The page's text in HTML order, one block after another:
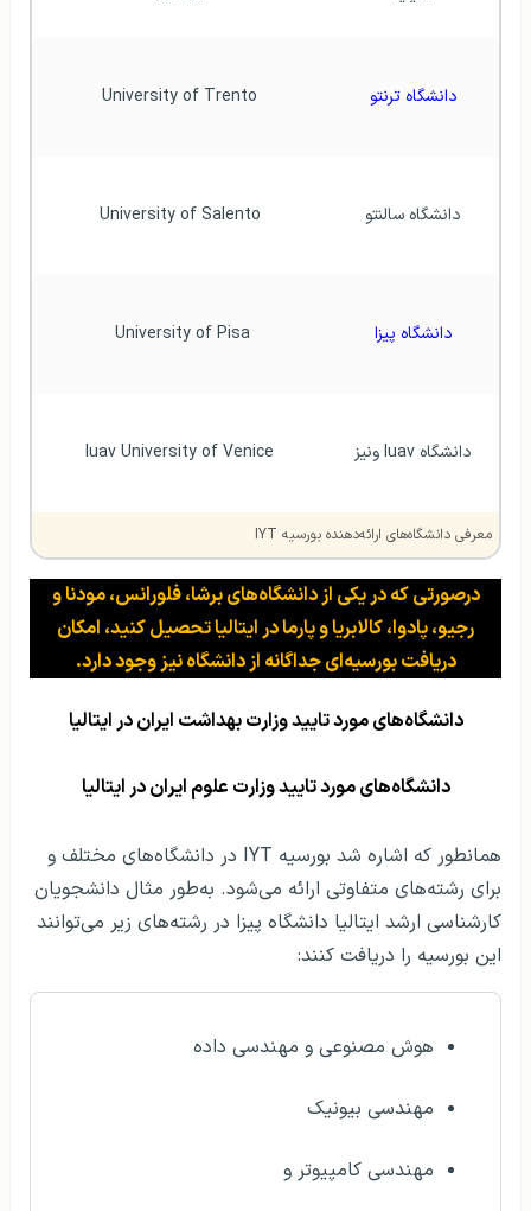
دانشگاه ترنتو University of Trento
دانشگاه سالنتو University of Salento
دانشگاه پیزا University of Pisa
دانشگاه Iuav ونیز Iuav University of Venice
معرفی دانشگاه‌های ارائه‌دهنده بورسیه IYT
درصورتی که در یکی از دانشگاه‌های برشا، فلورانس، مودنا و
رجیو، پادوا، کالابریا و پارما در ایتالیا تحصیل کنید، امکان
دریافت بورسیه‌ای جداگانه از دانشگاه نیز وجود ‌دارد.
دانشگاه‌های مورد تایید وزارت بهداشت ایران در ایتالیا
دانشگاه‌های مورد تایید وزارت علوم ایران در ایتالیا
همانطور که اشاره شد بورسیه IYT در دانشگاه‌های مختلف و
برای رشته‌های متفاوتی ارائه می‌شود. به‌طور مثال دانشجویان
کارشناسی ارشد ایتالیا دانشگاه پیزا در رشته‌های زیر می‌توانند
این بورسیه را دریافت کنند:
هوش مصنوعی و مهندسی داده
مهندسی بیونیک
مهندسی کامپیوتر و